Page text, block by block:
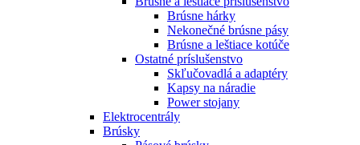
Brúsne hárky
Nekonečné brúsne pásy
Brúsne a leštiace kotúče
Ostatné príslušenstvo
Skľučovadlá a adaptéry
Kapsy na náradie
Power stojany
Elektrocentrály
Brúsky